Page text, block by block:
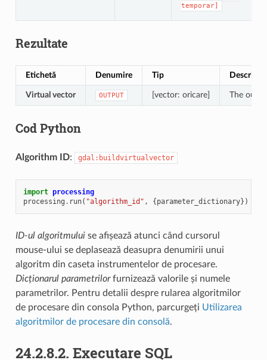
temporar]
Rezultate
Etichetă Denumire Tip Descriere
Virtual vector OUTPUT [vector: oricare] The
Cod Python
Algorithm ID: gdal:buildvirtualvector
import processing
processing . run( "algorithm_id" , {parameter_dictionary})
ID-ul algoritmuluise afișează atunci când cursorul
mouse-ului se deplasează deasupra denumirii unui
algoritm din caseta instrumentelor de procesare.
Dicționarul parametrilorfurnizează valorile și numele
parametrilor. Pentru detalii despre rularea algoritmilor
de procesare din consola Python, parcurgeți Utilizarea
algoritmilor de procesare din consolă.
24.2.8.2. Executare SQL